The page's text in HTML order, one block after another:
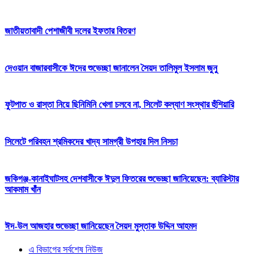
জাতীয়তাবাদী পেশাজীবী দলের ইফতার বিতরণ
দেওয়ান বাজারবাসীকে ঈদের শুভেচ্ছা জানালেন সৈয়দ তালিমুল ইসলাম জুনু
ফুটপাত ও রাস্তা নিয়ে ছিনিমিনি খেলা চলবে না, সিলেট কল্যাণ সংস্থার হুঁশিয়ারি
সিলেটে পরিবহন শ্রমিকদের খাদ্য সামগ্রী উপহার দিল নিসচা
জকিগঞ্জ-কানাইঘাটসহ দেশবাসীকে ঈদুল ফিতরের শুভেচ্ছা জানিয়েছেন: ব্যারিস্টার
আকমাম খাঁন
ঈদ-উল আজহার শুভেচ্ছা জানিয়েছেন সৈয়দ মুস্তাক উদ্দিন আহমদ
এ বিভাগের সর্বশেষ নিউজ